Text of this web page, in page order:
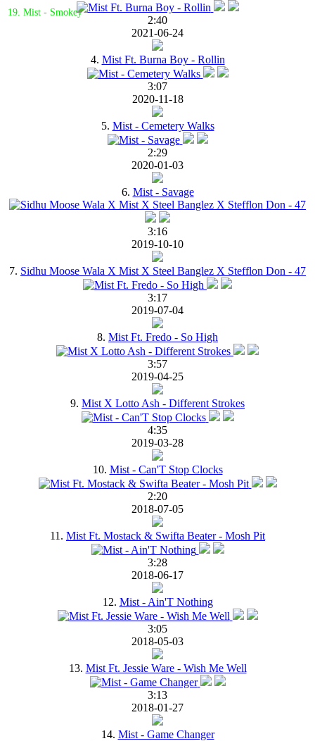
19. Mist - Smokey
2:40
2021-06-24
4. Mist Ft. Burna Boy - Rollin
3:07
2020-11-18
5. Mist - Cemetery Walks
2:29
2020-01-03
6. Mist - Savage
3:16
2019-10-10
7. Sidhu Moose Wala X Mist X Steel Banglez X Stefflon Don - 47
3:17
2019-07-04
8. Mist Ft. Fredo - So High
3:57
2019-04-25
9. Mist X Lotto Ash - Different Strokes
4:35
2019-03-28
10. Mist - Can'T Stop Clocks
2:20
2018-07-05
11. Mist Ft. Mostack & Swifta Beater - Mosh Pit
3:28
2018-06-17
12. Mist - Ain'T Nothing
3:05
2018-05-03
13. Mist Ft. Jessie Ware - Wish Me Well
3:13
2018-01-27
14. Mist - Game Changer